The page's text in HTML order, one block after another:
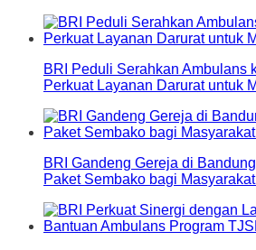
BRI Peduli Serahkan Ambulans
Perkuat Layanan Darurat untuk
BRI Gandeng Gereja di
Paket Sembako bagi